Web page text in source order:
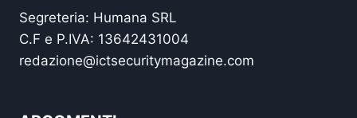
Segreteria: Humana SRL
C.F e P.IVA: 13642431004
redazione@ictsecuritymagazine.com